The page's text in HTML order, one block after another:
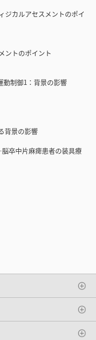
ジカルアセスメントのポイ
ントのポイント
制御1：背景の影響
背景の影響
卒中片麻痺患者の装具療